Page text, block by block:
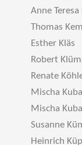
Anne
Thomas
Esther Kläs
Robert
Renate
Mischa
Mischa
Susanne
Heinrich